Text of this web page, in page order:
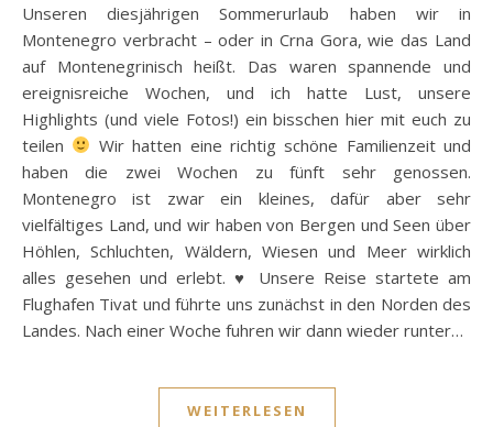
Unseren diesjährigen Sommerurlaub haben wir in
Montenegro verbracht – oder in Crna Gora, wie das Land
auf Montenegrinisch heißt. Das waren spannende und
ereignisreiche Wochen, und ich hatte Lust, unsere
Highlights (und viele Fotos!) ein bisschen hier mit euch zu
teilen
Wir hatten eine richtig schöne Familienzeit und
haben die zwei Wochen zu fünft sehr genossen.
Montenegro ist zwar ein kleines, dafür aber sehr
vielfältiges Land, und wir haben von Bergen und Seen über
Höhlen, Schluchten, Wäldern, Wiesen und Meer wirklich
alles gesehen und erlebt. ♥ Unsere Reise startete am
Flughafen Tivat und führte uns zunächst in den Norden des
Landes. Nach einer Woche fuhren wir dann wieder runter…
WEITERLESEN